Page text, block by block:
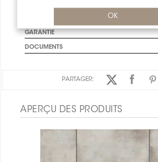
OK
INFORMATION D'EMBALLAGE
GARANTIE
DOCUMENTS
PARTAGER:
APERÇU DES PRODUITS